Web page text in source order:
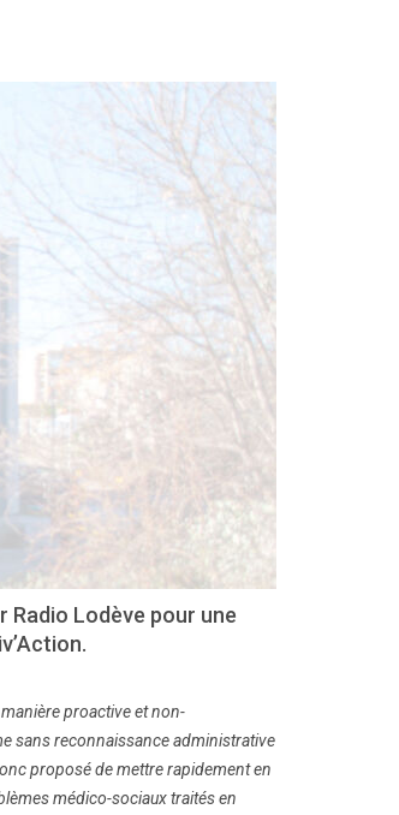
Radio Lodève pour une
proactive et non-
sans reconnaissance administrative
proposé de mettre rapidement en
médico-sociaux traités en